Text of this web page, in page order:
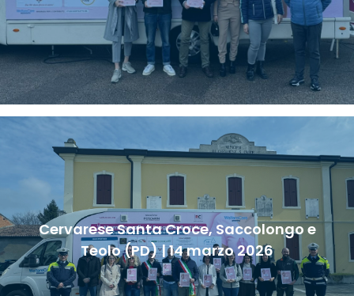
Cervarese Santa Croce, Saccolongo e
Teolo (PD) | 14 marzo 2026